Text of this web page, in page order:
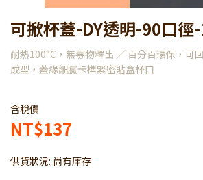
可掀杯蓋-DY透明-90口徑
耐熱100°C，無毒物釋出 ／ 百分百環保，可
成型，蓋緣細膩卡榫緊密貼盒杯口
含稅價
NT$137
供貨狀況: 尚有庫存